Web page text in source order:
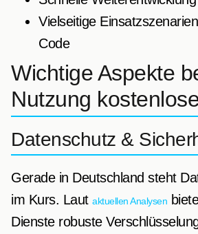
Vielseitige
Code
Wichtige Aspekte
Nutzung
Datenschutz &
Gerade in Deutschland steht
im Kurs. Laut aktuellen Analysen
Dienste robuste